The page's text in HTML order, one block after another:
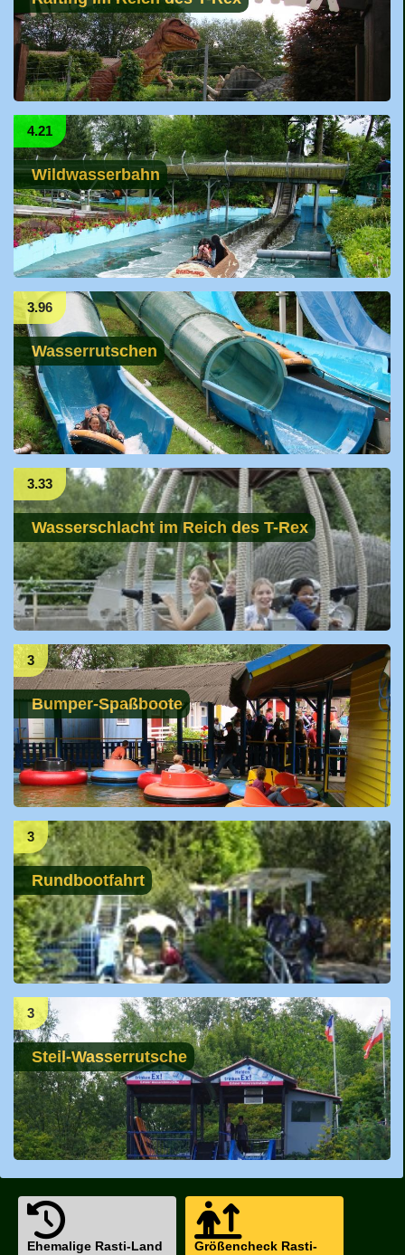
4.21
Wildwasserbahn
3.96
Wasserrutschen
3.33
Wasserschlacht im Reich des T-Rex
3
Bumper-Spaßboote
3
Rundbootfahrt
3
Steil-Wasserrutsche
Ehemalige Rasti-Land
Größencheck Rasti-